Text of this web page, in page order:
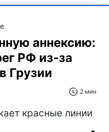
аннексию:
РФ из-за
Грузии
2 мин
красные линии